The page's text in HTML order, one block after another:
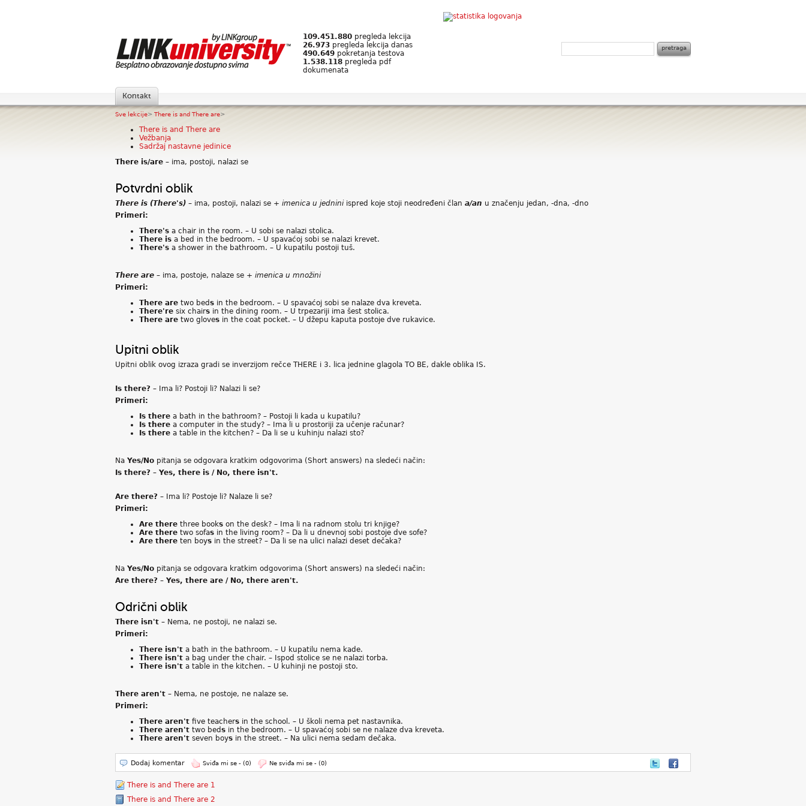
109.451.880 pregleda lekcija
26.973 pregleda lekcija danas
490.649 pokretanja testova
1.538.118 pregleda pdf
dokumenata
Kontakt
Sve lekcije> There is and There are>
There is and There are
Vežbanja
Sadržaj nastavne jedinice
There is/are – ima, postoji, nalazi se
Potvrdni oblik
There is (There's) – ima, postoji, nalazi se + imenica u jednini ispred koje stoji neodređeni član a/an u značenju jedan, -dna, -dno
Primeri:
There's a chair in the room. – U sobi se nalazi stolica.
There is a bed in the bedroom. – U spavaćoj sobi se nalazi krevet.
There's a shower in the bathroom. – U kupatilu postoji tuš.
There are – ima, postoje, nalaze se + imenica u množini
Primeri:
There are two beds in the bedroom. – U spavaćoj sobi se nalaze dva kreveta.
There're six chairs in the dining room. – U trpezariji ima šest stolica.
There are two gloves in the coat pocket. – U džepu kaputa postoje dve rukavice.
Upitni oblik
Upitni oblik ovog izraza gradi se inverzijom rečce THERE i 3. lica jednine glagola TO BE, dakle oblika IS.
Is there? – Ima li? Postoji li? Nalazi li se?
Primeri:
Is there a bath in the bathroom? – Postoji li kada u kupatilu?
Is there a computer in the study? – Ima li u prostoriji za učenje računar?
Is there a table in the kitchen? – Da li se u kuhinju nalazi sto?
Na Yes/No pitanja se odgovara kratkim odgovorima (Short answers) na sledeći način:
Is there? – Yes, there is / No, there isn't.
Are there? – Ima li? Postoje li? Nalaze li se?
Primeri:
Are there three books on the desk? – Ima li na radnom stolu tri knjige?
Are there two sofas in the living room? – Da li u dnevnoj sobi postoje dve sofe?
Are there ten boys in the street? – Da li se na ulici nalazi deset dečaka?
Na Yes/No pitanja se odgovara kratkim odgovorima (Short answers) na sledeći način:
Are there? – Yes, there are / No, there aren't.
Odrični oblik
There isn't – Nema, ne postoji, ne nalazi se.
Primeri:
There isn't a bath in the bathroom. – U kupatilu nema kade.
There isn't a bag under the chair. – Ispod stolice se ne nalazi torba.
There isn't a table in the kitchen. – U kuhinji ne postoji sto.
There aren't – Nema, ne postoje, ne nalaze se.
Primeri:
There aren't five teachers in the school. – U školi nema pet nastavnika.
There aren't two beds in the bedroom. – U spavaćoj sobi se ne nalaze dva kreveta.
There aren't seven boys in the street. – Na ulici nema sedam dečaka.
Dodaj komentar Sviđa mi se - (0) Ne sviđa mi se - (0)
There is and There are 1
There is and There are 2